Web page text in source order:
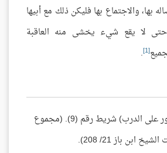
بها، والاجتماع بها فليكن ذلك مع أبيها
حتى لا يقع شيء يخشى منه العاقبة
[1]
.
من برنامج (نور على الدرب) شريط رقم (9). (مجموع
ابن باز 21/ 208).